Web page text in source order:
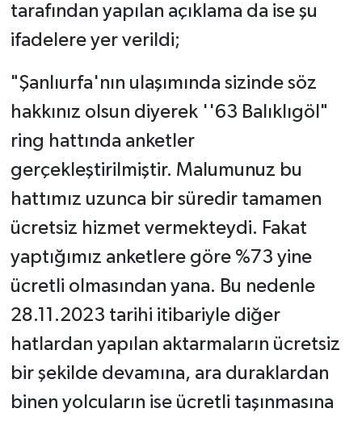
tarafından yapılan açıklama da ise şu
ifadelere yer verildi;
"Şanlıurfa'nın ulaşımında sizinde söz
hakkınız olsun diyerek ''63 Balıklıgöl"
ring hattında anketler
gerçekleştirilmiştir. Malumunuz bu
hattımız uzunca bir süredir tamamen
ücretsiz hizmet vermekteydi. Fakat
yaptığımız anketlere göre %73 yine
ücretli olmasından yana. Bu nedenle
28.11.2023 tarihi itibariyle diğer
hatlardan yapılan aktarmaların ücretsiz
bir şekilde devamına, ara duraklardan
binen yolcuların ise ücretli taşınmasına